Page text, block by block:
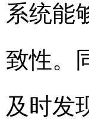
系统能
致性。
及时发